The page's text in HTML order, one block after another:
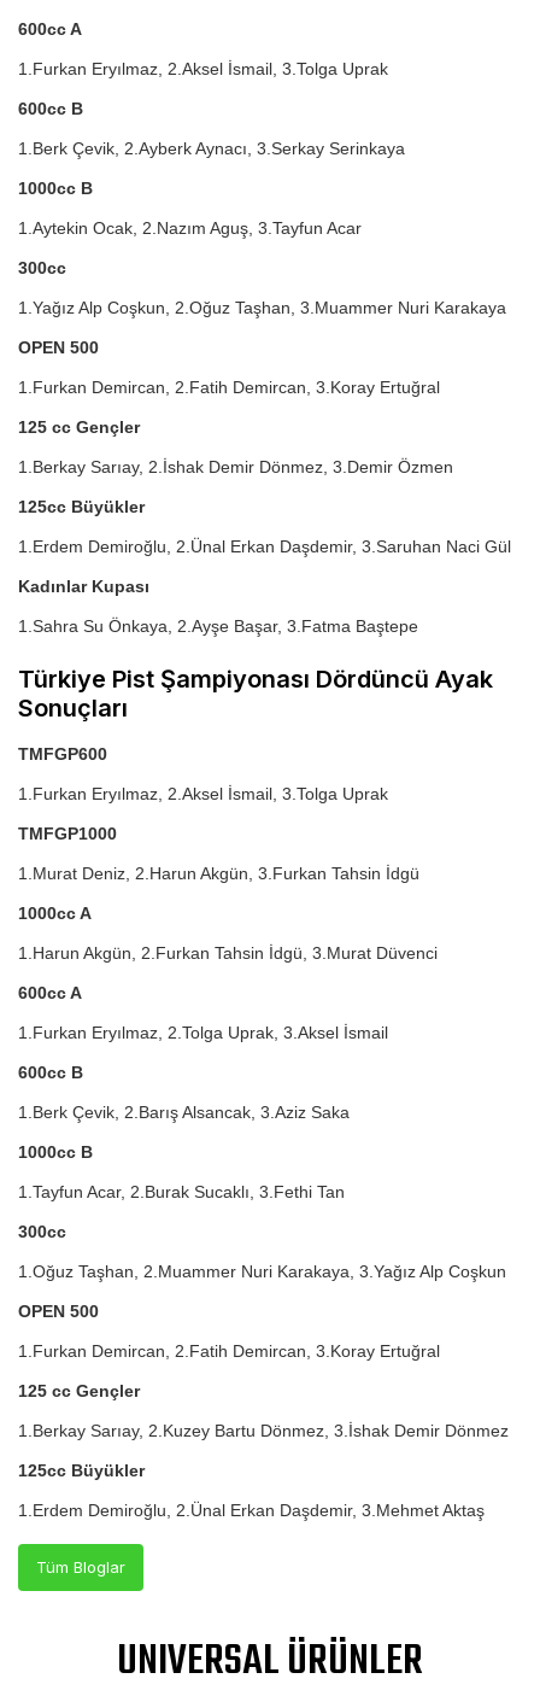
600cc A
1.Furkan Eryılmaz, 2.Aksel İsmail, 3.Tolga Uprak
600cc B
1.Berk Çevik, 2.Ayberk Aynacı, 3.Serkay Serinkaya
1000cc B
1.Aytekin Ocak, 2.Nazım Aguş, 3.Tayfun Acar
300cc
1.Yağız Alp Coşkun, 2.Oğuz Taşhan, 3.Muammer Nuri Karakaya
OPEN 500
1.Furkan Demircan, 2.Fatih Demircan, 3.Koray Ertuğral
125 cc Gençler
1.Berkay Sarıay, 2.İshak Demir Dönmez, 3.Demir Özmen
125cc Büyükler
1.Erdem Demiroğlu, 2.Ünal Erkan Daşdemir, 3.Saruhan Naci Gül
Kadınlar Kupası
1.Sahra Su Önkaya, 2.Ayşe Başar, 3.Fatma Baştepe
Türkiye Pist Şampiyonası Dördüncü Ayak
Sonuçları
TMFGP600
1.Furkan Eryılmaz, 2.Aksel İsmail, 3.Tolga Uprak
TMFGP1000
1.Murat Deniz, 2.Harun Akgün, 3.Furkan Tahsin İdgü
1000cc A
1.Harun Akgün, 2.Furkan Tahsin İdgü, 3.Murat Düvenci
600cc A
1.Furkan Eryılmaz, 2.Tolga Uprak, 3.Aksel İsmail
600cc B
1.Berk Çevik, 2.Barış Alsancak, 3.Aziz Saka
1000cc B
1.Tayfun Acar, 2.Burak Sucaklı, 3.Fethi Tan
300cc
1.Oğuz Taşhan, 2.Muammer Nuri Karakaya, 3.Yağız Alp Coşkun
OPEN 500
1.Furkan Demircan, 2.Fatih Demircan, 3.Koray Ertuğral
125 cc Gençler
1.Berkay Sarıay, 2.Kuzey Bartu Dönmez, 3.İshak Demir Dönmez
125cc Büyükler
1.Erdem Demiroğlu, 2.Ünal Erkan Daşdemir, 3.Mehmet Aktaş
Tüm Bloglar
UNIVERSAL ÜRÜNLER